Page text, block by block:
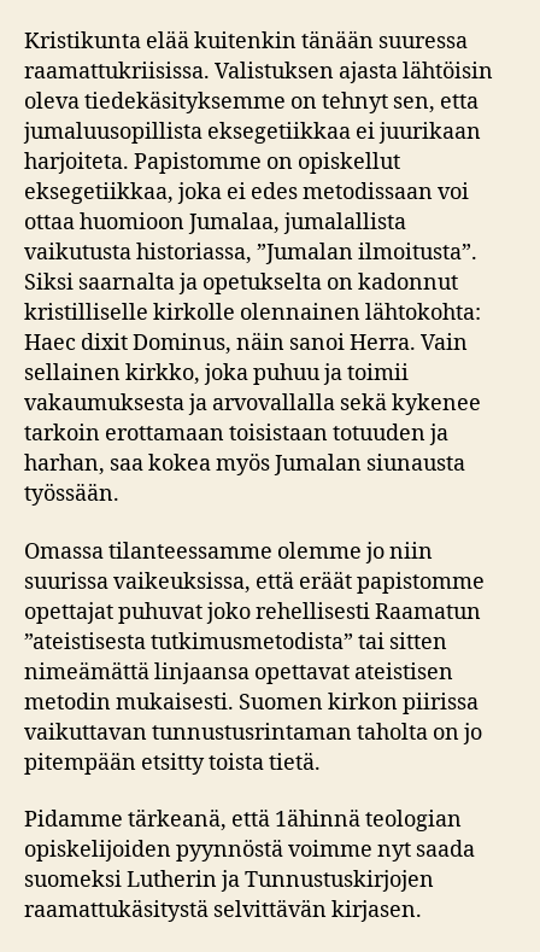
Kristikunta elää kuitenkin tänään suuressa
raamattukriisissa. Valistuksen ajasta lähtöisin
oleva tiedekäsityksemme on tehnyt sen, etta
jumaluusopillista eksegetiikkaa ei juurikaan
harjoiteta. Papistomme on opiskellut
eksegetiikkaa, joka ei edes metodissaan voi
ottaa huomioon Jumalaa, jumalallista
vaikutusta historiassa, ”Jumalan ilmoitusta”.
Siksi saarnalta ja opetukselta on kadonnut
kristilliselle kirkolle olennainen lähtokohta:
Haec dixit Dominus, näin sanoi Herra. Vain
sellainen kirkko, joka puhuu ja toimii
vakaumuksesta ja arvovallalla sekä kykenee
tarkoin erottamaan toisistaan totuuden ja
harhan, saa kokea myös Jumalan siunausta
työssään.
Omassa tilanteessamme olemme jo niin
suurissa vaikeuksissa, että eräät papistomme
opettajat puhuvat joko rehellisesti Raamatun
”ateistisesta tutkimusmetodista” tai sitten
nimeämättä linjaansa opettavat ateistisen
metodin mukaisesti. Suomen kirkon piirissa
vaikuttavan tunnustusrintaman taholta on jo
pitempään etsitty toista tietä.
Pidamme tärkeanä, että 1ähinnä teologian
opiskelijoiden pyynnöstä voimme nyt saada
suomeksi Lutherin ja Tunnustuskirjojen
raamattukäsitystä selvittävän kirjasen.